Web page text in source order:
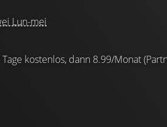
Lun-mei
Tage kostenlos, dann 8.99/Monat